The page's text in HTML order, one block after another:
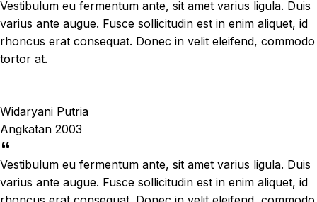
Vestibulum eu fermentum ante, sit amet varius ligula. Duis
varius ante augue. Fusce sollicitudin est in enim aliquet, id
rhoncus erat consequat. Donec in velit eleifend, commodo
tortor at.
Widaryani Putria
Angkatan 2003
Vestibulum eu fermentum ante, sit amet varius ligula. Duis
varius ante augue. Fusce sollicitudin est in enim aliquet, id